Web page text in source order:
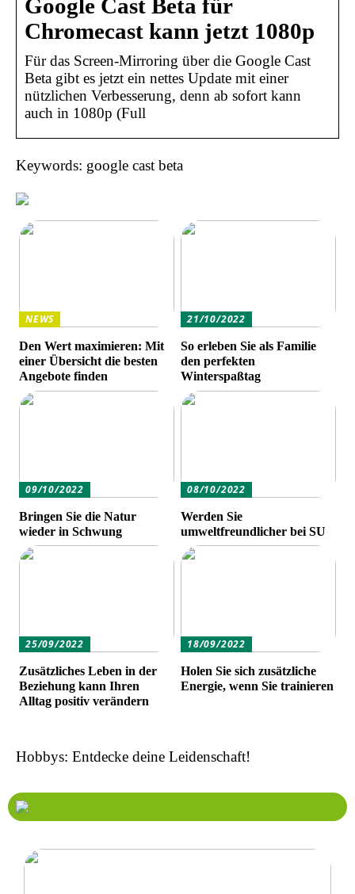
Google Cast Beta für
Chromecast kann jetzt 1080p
Für das Screen-Mirroring über die Google Cast
Beta gibt es jetzt ein nettes Update mit einer
nützlichen Verbesserung, denn ab sofort kann
auch in 1080p (Full
Keywords: google cast beta
NEWS
Den Wert maximieren: Mit
einer Übersicht die besten
Angebote finden
21/10/2022
So erleben Sie als Familie
den perfekten
Winterspaßtag
09/10/2022
Bringen Sie die Natur
wieder in Schwung
08/10/2022
Werden Sie
umweltfreundlicher bei SU
25/09/2022
Zusätzliches Leben in der
Beziehung kann Ihren
Alltag positiv verändern
18/09/2022
Holen Sie sich zusätzliche
Energie, wenn Sie trainieren
Hobbys: Entdecke deine Leidenschaft!